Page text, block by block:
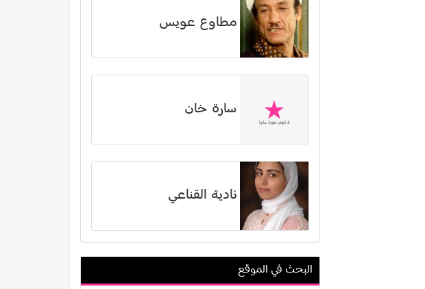
مطاوع عويس
سارة خان
نادية القناعي
ليلى الجزائرية
البحث في الموقع